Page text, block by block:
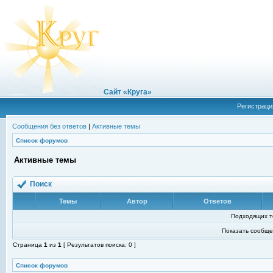
Сайт «Круга»
Сообщения без ответов | Активные темы
Список форумов
Активные темы
Поиск
Темы Автор Ответов
Подходящих
Показать
Страница 1 из 1 [ Результатов поиска: 0 ]
Список форумов